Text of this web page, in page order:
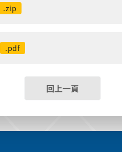
.zip
.pdf
回上一頁